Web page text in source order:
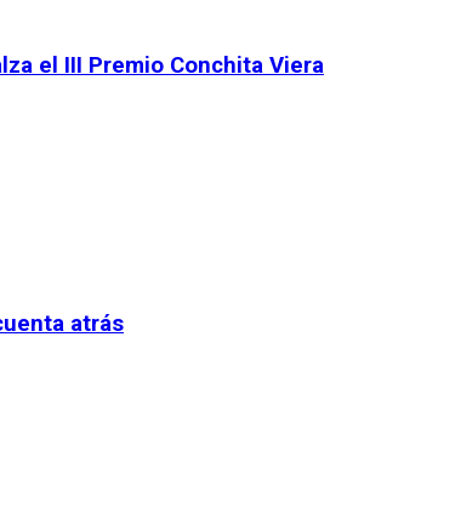
el III Premio Conchita Viera
atrás